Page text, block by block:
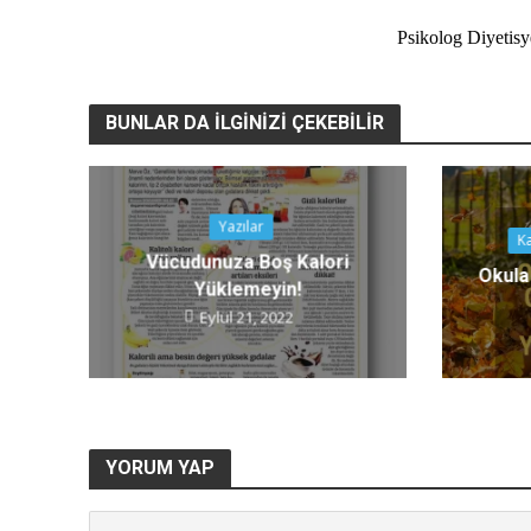
Psikolog
BUNLAR DA İLGINIZI ÇEKEBILIR
Yazılar
Vücudunuza Boş Kalori
Yüklemeyin!
Eylül 21, 2022
YORUM YAP